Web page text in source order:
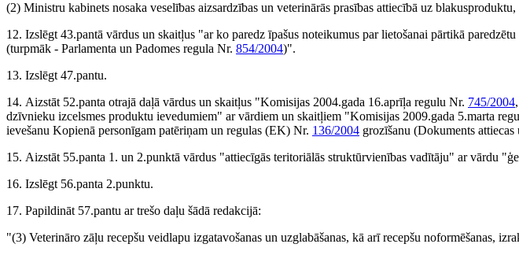
(2) Ministru kabinets nosaka veselības aizsardzības un veterinārās prasības attiecībā uz
12. Izslēgt 43.pantā vārdus un skaitļus "ar ko paredz īpašus noteikumus par lietošanai pārtikā
(turpmāk - Parlamenta un Padomes regula Nr. 854/2004)".
13. Izslēgt 47.pantu.
14. Aizstāt 52.panta otrajā daļā vārdus un skaitļus "Komisijas 2004.gada 16.aprīļa regulu Nr. 745/2004
dzīvnieku izcelsmes produktu ievedumiem" ar vārdiem un skaitļiem "Komisijas 2009.gada 5.marta
ievešanu Kopienā personīgam patēriņam un regulas (EK) Nr. 136/2004 grozīšanu (Dokuments
15. Aizstāt 55.panta 1. un 2.punktā vārdus "attiecīgās teritoriālās struktūrvienības vadītāju" ar vārdu
16. Izslēgt 56.panta 2.punktu.
17. Papildināt 57.pantu ar trešo daļu šādā redakcijā:
"(3) Veterināro zāļu recepšu veidlapu izgatavošanas un uzglabāšanas, kā arī recepšu noformēšanas,